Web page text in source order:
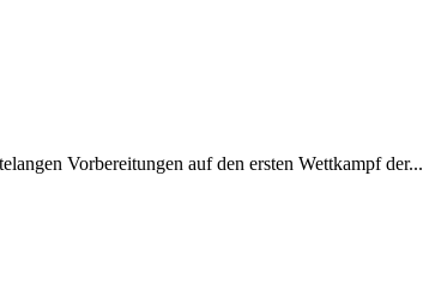
Vorbereitungen auf den ersten Wettkampf der...